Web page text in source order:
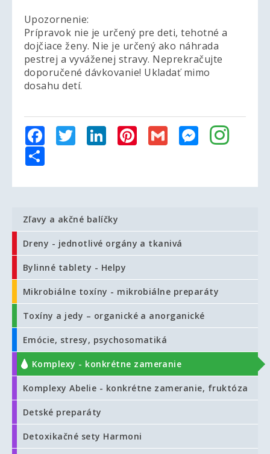
Upozornenie:
Prípravok nie je určený pre deti, tehotné a
dojčiace ženy. Nie je určený ako náhrada
pestrej a vyváženej stravy. Neprekračujte
doporučené dávkovanie! Ukladať mimo
dosahu detí.
FacebookTwitterLinkedInPinterest
Gmail Messenger
Zľavy a akčné balíčky
Dreny - jednotlivé orgány a tkanivá
Bylinné tablety - Helpy
Mikrobiálne toxíny - mikrobiálne preparáty
Toxíny a jedy – organické a anorganické
Emócie, stresy, psychosomatiká
Komplexy - konkrétne zameranie
Komplexy Abelie - konkrétne zameranie, fruktóza
Detské preparáty
Detoxikačné sety Harmoni